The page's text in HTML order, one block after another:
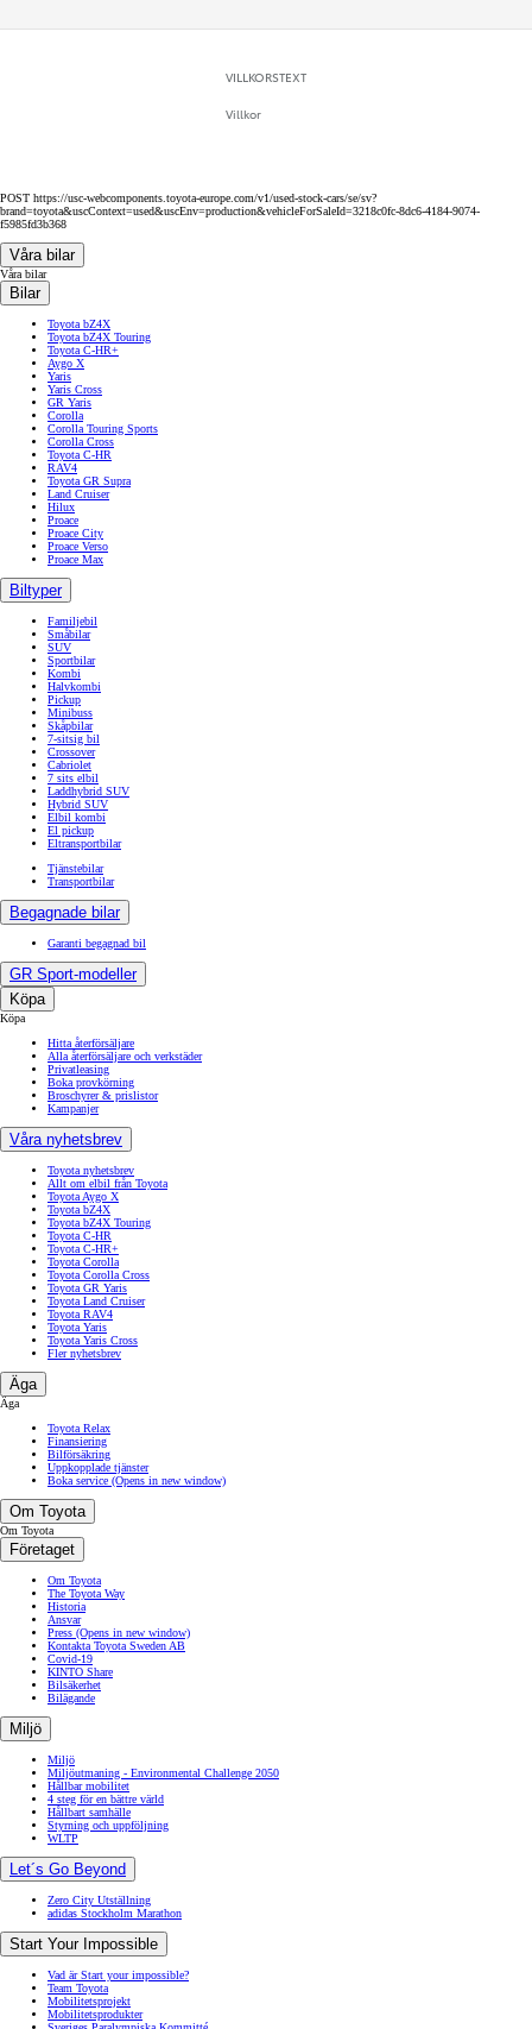
VILLKORSTEXT
Villkor
POST https://usc-webcomponents.toyota-europe.com/v1/used-stock-cars/se/sv?
brand=toyota&uscContext=used&uscEnv=production&vehicleForSaleId=3218c0fc-8dc6-4184-9074-
f5985fd3b368
Våra bilar
Våra bilar
Bilar
Toyota bZ4X
Toyota bZ4X Touring
Toyota C-HR+
Aygo X
Yaris
Yaris Cross
GR Yaris
Corolla
Corolla Touring Sports
Corolla Cross
Toyota C-HR
RAV4
Toyota GR Supra
Land Cruiser
Hilux
Proace
Proace City
Proace Verso
Proace Max
Biltyper
Familjebil
Småbilar
SUV
Sportbilar
Kombi
Halvkombi
Pickup
Minibuss
Skåpbilar
7-sitsig bil
Crossover
Cabriolet
7 sits elbil
Laddhybrid SUV
Hybrid SUV
Elbil kombi
El pickup
Eltransportbilar
Tjänstebilar
Transportbilar
Begagnade bilar
Garanti begagnad bil
GR Sport-modeller
Köpa
Köpa
Hitta återförsäljare
Alla återförsäljare och verkstäder
Privatleasing
Boka provkörning
Broschyrer & prislistor
Kampanjer
Våra nyhetsbrev
Toyota nyhetsbrev
Allt om elbil från Toyota
Toyota Aygo X
Toyota bZ4X
Toyota bZ4X Touring
Toyota C-HR
Toyota C-HR+
Toyota Corolla
Toyota Corolla Cross
Toyota GR Yaris
Toyota Land Cruiser
Toyota RAV4
Toyota Yaris
Toyota Yaris Cross
Fler nyhetsbrev
Äga
Äga
Toyota Relax
Finansiering
Bilförsäkring
Uppkopplade tjänster
Boka service (Opens in new window)
Om Toyota
Om Toyota
Företaget
Om Toyota
The Toyota Way
Historia
Ansvar
Press (Opens in new window)
Kontakta Toyota Sweden AB
Covid-19
KINTO Share
Bilsäkerhet
Bilägande
Miljö
Miljö
Miljöutmaning - Environmental Challenge 2050
Hållbar mobilitet
4 steg för en bättre värld
Hållbart samhälle
Styrning och uppföljning
WLTP
Let´s Go Beyond
Zero City Utställning
adidas Stockholm Marathon
Start Your Impossible
Vad är Start your impossible?
Team Toyota
Mobilitetsprojekt
Mobilitetsprodukter